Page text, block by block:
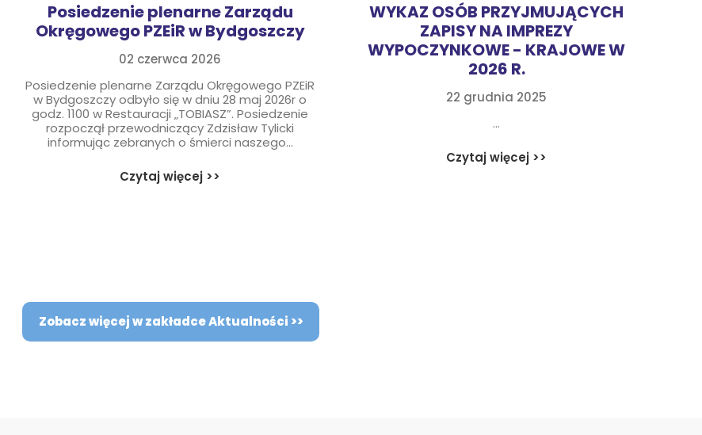
Posiedzenie plenarne Zarządu
Okręgowego PZEiR w Bydgoszczy
02 czerwca 2026
Posiedzenie plenarne Zarządu Okręgowego PZEiR
w Bydgoszczy odbyło się w dniu 28 maj 2026r o
godz. 1100 w Restauracji „TOBIASZ”. Posiedzenie
rozpoczął przewodniczący Zdzisław Tylicki
informując zebranych o śmierci naszego...
Czytaj więcej >>
WYKAZ OSÓB PRZYJMUJĄCYCH
ZAPISY NA IMPREZY
WYPOCZYNKOWE - KRAJOWE W
2026 R.
22 grudnia 2025
...
Czytaj więcej >>
Zobacz więcej w zakładce Aktualności >>